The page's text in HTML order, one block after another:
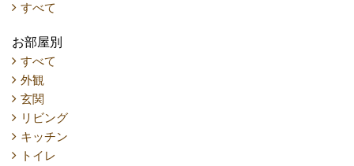
すべて
お部屋別
すべて
外観
玄関
リビング
キッチン
トイレ